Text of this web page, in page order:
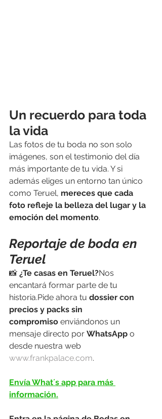
Un recuerdo para toda
la vida
Las fotos de tu boda no son solo
imágenes, son el testimonio del día
más importante de tu vida. Y si
además eliges un entorno tan único
como Teruel, mereces que cada
foto refleje la belleza del lugar y la
emoción del momento.
Reportaje de boda en
Teruel
📸 ¿Te casas en Teruel?Nos
encantará formar parte de tu
historia.Pide ahora tu dossier con
precios y packs sin
compromiso enviándonos un
mensaje directo por WhatsApp o
desde nuestra web
www.frankpalace.com.
Envía What´s app para más
información.